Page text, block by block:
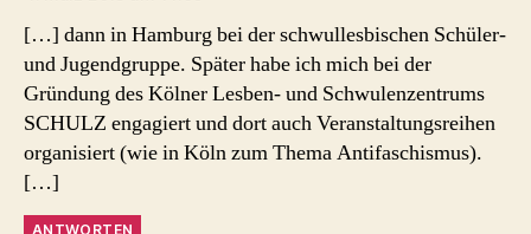
[…] dann in Hamburg bei der schwullesbischen Schüler-
und Jugendgruppe. Später habe ich mich bei der
Gründung des Kölner Lesben- und Schwulenzentrums
SCHULZ engagiert und dort auch Veranstaltungsreihen
organisiert (wie in Köln zum Thema Antifaschismus).
[…]
ANTWORTEN